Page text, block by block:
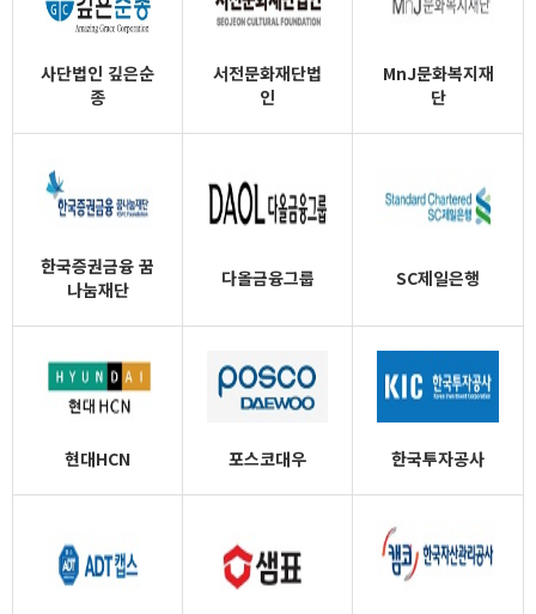
사단법인 깊은순
종
서전문화재단법
인
MnJ문화복지재
단
한국증권금융 꿈
나눔재단
다올금융그룹 SC제일은행
현대HCN 포스코대우 한국투자공사